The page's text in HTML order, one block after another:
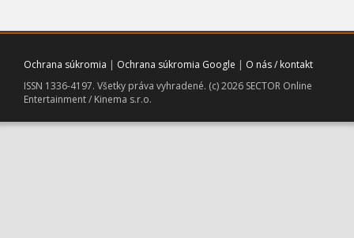
Ochrana súkromia | Ochrana súkromia Google | O nás / kontakt
ISSN 1336-4197. Všetky práva vyhradené. (c) 2026 SECTOR Online
Entertainment / Kinema s.r.o.